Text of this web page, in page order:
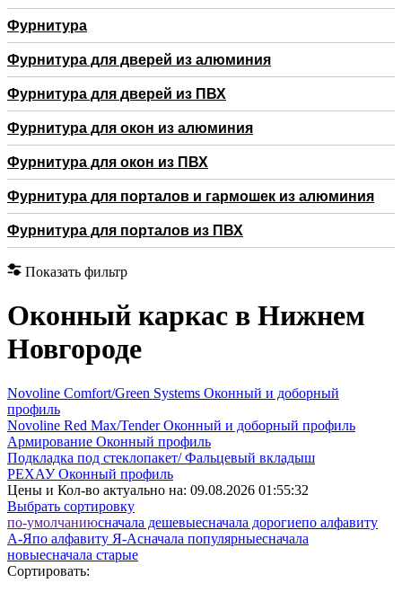
Фурнитура
Фурнитура для дверей из алюминия
Фурнитура для дверей из ПВХ
Фурнитура для окон из алюминия
Фурнитура для окон из ПВХ
Фурнитура для порталов и гармошек из алюминия
Фурнитура для порталов из ПВХ
Показать фильтр
Оконный каркас в Нижнем
Новгороде
Novoline Comfort/Green Systems Оконный и доборный
профиль
Novoline Red Max/Tender Оконный и доборный профиль
Армирование Оконный профиль
Подкладка под стеклопакет/ Фальцевый вкладыш
РЕХАУ Оконный профиль
Цены и Кол-во актуально на: 09.08.2026 01:55:32
Выбрать сортировку
по-умолчаниюcначала дешевыеcначала дорогиепо алфавиту
А-Япо алфавиту Я-Аcначала популярныеcначала
новыеcначала старые
Сортировать: